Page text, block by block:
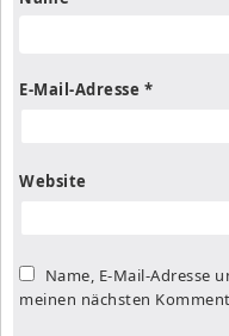
E-Mail-Adresse *
Website
Name, E-Mail-Adresse
meinen nächsten